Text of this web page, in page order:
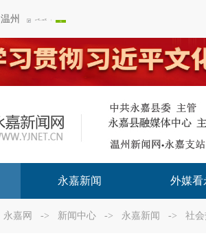
温州
永嘉新闻 外媒看
永嘉网 -> 新闻中心 -> 永嘉新闻 -> 社